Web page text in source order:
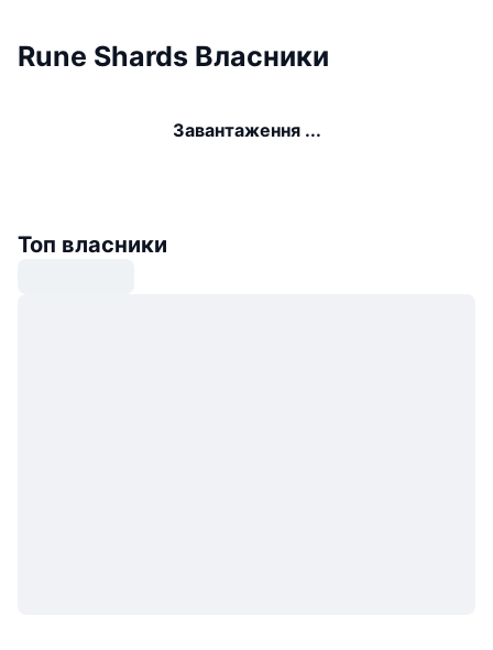
Rune Shards Власники
Завантаження ...
Топ власники